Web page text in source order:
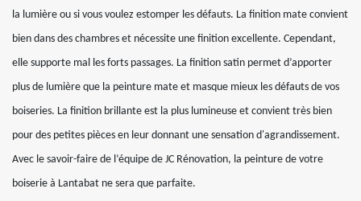
la lumière ou si vous voulez estomper les défauts. La finition mate convient
bien dans des chambres et nécessite une finition excellente. Cependant,
elle supporte mal les forts passages. La finition satin permet d’apporter
plus de lumière que la peinture mate et masque mieux les défauts de vos
boiseries. La finition brillante est la plus lumineuse et convient très bien
pour des petites pièces en leur donnant une sensation d'agrandissement.
Avec le savoir-faire de l’équipe de JC Rénovation, la peinture de votre
boiserie à Lantabat ne sera que parfaite.